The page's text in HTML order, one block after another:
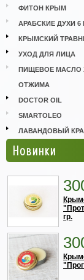
ФИТОН КРЫМ
АРАБСКИЕ ДУХИ 6
КРЫМСКИЙ
УХОД ДЛЯ ЛИЦА
ПИЩЕВОЕ МАСЛО
ОТЖИМА
DOCTOR OIL
SMARTOLEO
ЛАВАНДОВЫЙ
Новинки
гр.